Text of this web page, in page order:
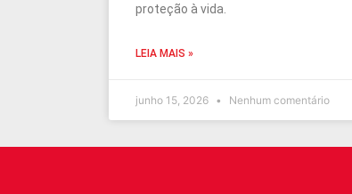
proteção à vida.
LEIA MAIS »
junho 15, 2026 Nenhum comentário